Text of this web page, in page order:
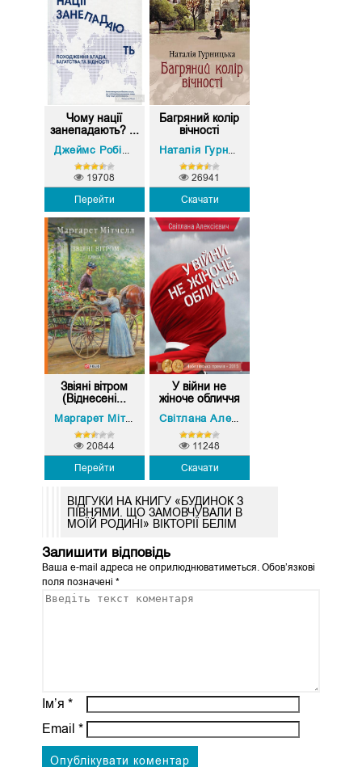
Чому нації
занепадають? ...
Дарон Аджемоглу
Перейти
19708
Багряний колір
вічності
Скачати
26941
Звіяні вітром
(Віднесені...
Маргарет Мітчелл
Перейти
20844
У війни не
жіноче обличчя
Світлана Алексієвич
Скачати
11248
ВІДГУКИ НА КНИГУ «БУДИНОК З
ПІВНЯМИ. ЩО ЗАМОВЧУВАЛИ В
МОЇЙ РОДИНІ» ВІКТОРІЇ БЕЛІМ
Залишити відповідь
Ваша e-mail адреса не оприлюднюватиметься.Обов’язкові
поля позначені *
Ім’я *
Email *